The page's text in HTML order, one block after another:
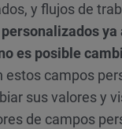
y flujos de
ya
es posible
estos campos
sus valores y
de campos